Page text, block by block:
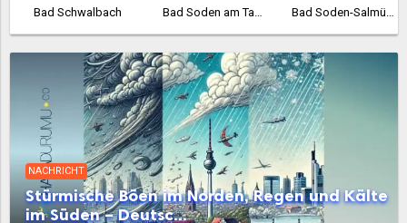
Bad Schwalbach Bad Soden am Taunus Bad Soden-Salmünster
Bad Vilbel Bad Wildungen Baunatal
Bebra Bensheim Biedenkopf
Bischofsheim Bockenheim Borken
Bornheim Braunfels Bruchköbel
NACHRICHT
Stürmische Böen im Norden, Regen und Kälte
im Süden – Deutsc...